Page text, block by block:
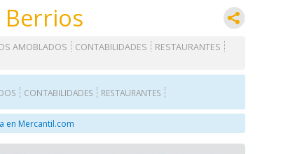
Berrios
AMOBLADOS CONTABILIDADES
RESTAURANTES
CONTABILIDADES
RESTAURANTES
en Mercantil.com